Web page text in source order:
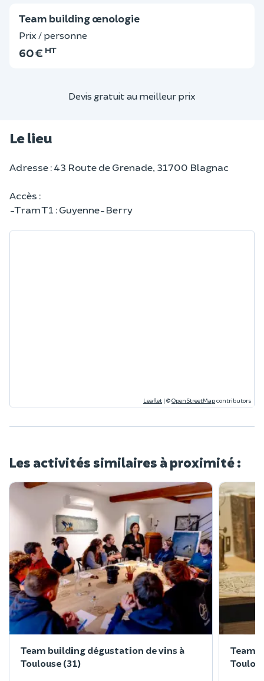
Team building œnologie
Prix / personne
60 € HT
Devis gratuit au meilleur prix
Le lieu
Adresse : 43 Route de Grenade, 31700 Blagnac
Accès :
-Tram T1 : Guyenne-Berry
Leaflet | ©OpenStreetMapcontributors
Les activités similaires à proximité :
Team building dégustation de vins à
Toulouse (31)
Team